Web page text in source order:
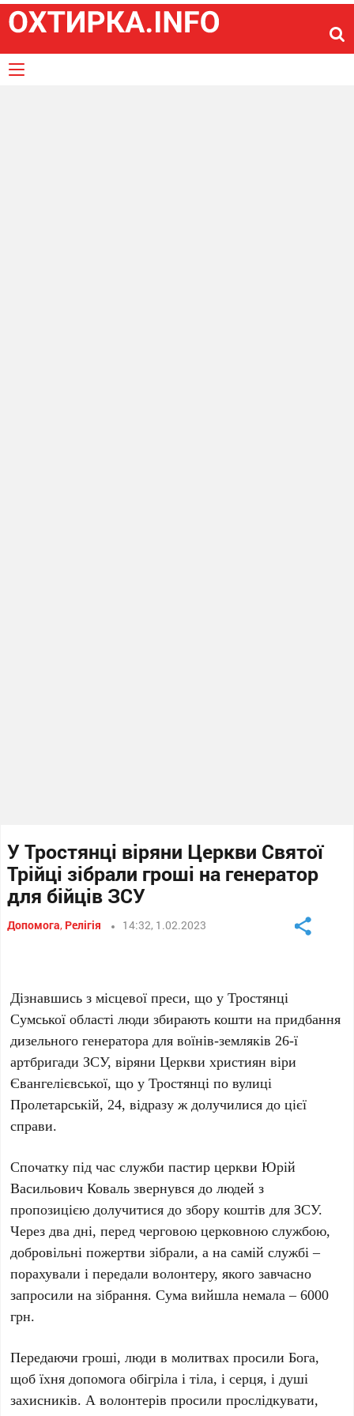
У Тростянці віряни Церкви Святої
Трійці зібрали гроші на генератор
для бійців ЗСУ
Допомога, Релігія 14:32, 1.02.2023
Дізнавшись з місцевої преси, що у Тростянці
Сумської області люди збирають кошти на придбання
дизельного генератора для воїнів-земляків 26-ї
артбригади ЗСУ, віряни Церкви християн віри
Євангелієвської, що у Тростянці по вулиці
Пролетарській, 24, відразу ж долучилися до цієї
справи.
Спочатку під час служби пастир церкви Юрій
Васильович Коваль звернувся до людей з
пропозицією долучитися до збору коштів для ЗСУ.
Через два дні, перед черговою церковною службою,
добровільні пожертви зібрали, а на самій службі –
порахували і передали волонтеру, якого завчасно
запросили на зібрання. Сума вийшла немала – 6000
грн.
Передаючи гроші, люди в молитвах просили Бога,
щоб їхня допомога обігріла і тіла, і серця, і душі
захисників. А волонтерів просили прослідкувати,